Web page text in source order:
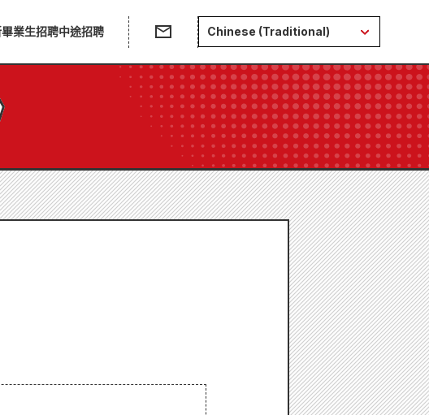
業生招聘中途招聘 Chinese (Traditional)